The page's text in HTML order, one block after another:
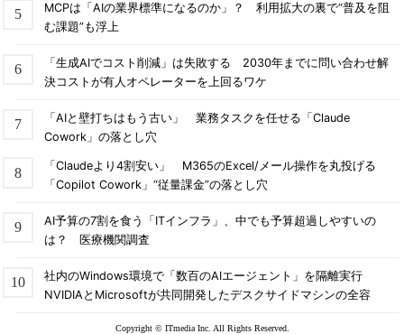
MCPは「AIの業界標準になるのか」？ 利用拡大の裏で“普及を阻
む課題”も浮上
「生成AIでコスト削減」は失敗する 2030年までに問い合わせ解
決コストが有人オペレーターを上回るワケ
「AIと壁打ちはもう古い」 業務タスクを任せる「Claude
Cowork」の落とし穴
「Claudeより4割安い」 M365のExcel/メール操作を丸投げる
「Copilot Cowork」“従量課金”の落とし穴
AI予算の7割を食う「ITインフラ」、中でも予算超過しやすいの
は？ 医療機関調査
社内のWindows環境で「数百のAIエージェント」を隔離実行
NVIDIAとMicrosoftが共同開発したデスクサイドマシンの全容
Copyright © ITmedia Inc. All Rights Reserved.